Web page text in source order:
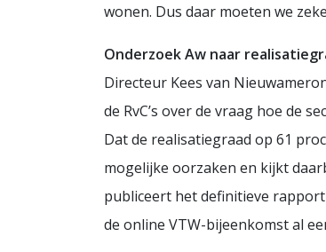
wonen. Dus daar moeten we
Onderzoek Aw naar
Directeur Kees van
de RvC’s over de vraag hoe de
Dat de realisatiegraad op 61
mogelijke oorzaken en kijkt
publiceert het definitieve
de online VTW-bijeenkomst al